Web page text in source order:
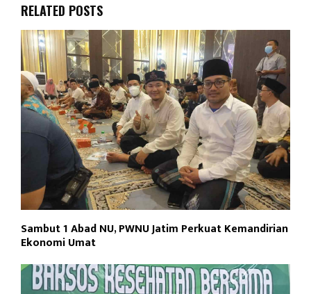
RELATED POSTS
Sambut 1 Abad NU, PWNU Jatim Perkuat Kemandirian
Ekonomi Umat